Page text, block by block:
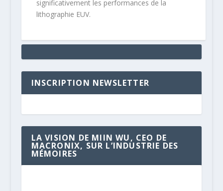
significativement les performances de la
lithographie EUV.
INSCRIPTION NEWSLETTER
LA VISION DE MIIN WU, CEO DE
MACRONIX, SUR L’INDUSTRIE DES
MÉMOIRES